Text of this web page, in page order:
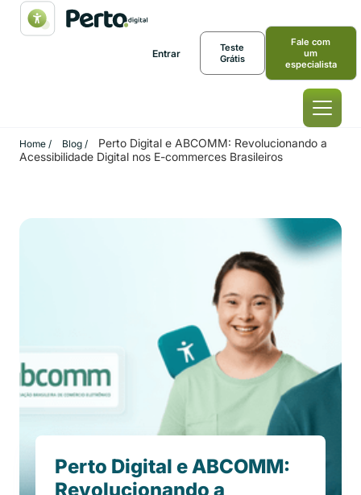
Entrar
Teste
Grátis
Fale com
um
especialista
Home / Blog /
Perto Digital e ABCOMM: Revolucionando a
Acessibilidade Digital nos E-commerces Brasileiros
Perto Digital e ABCOMM:
Revolucionando a